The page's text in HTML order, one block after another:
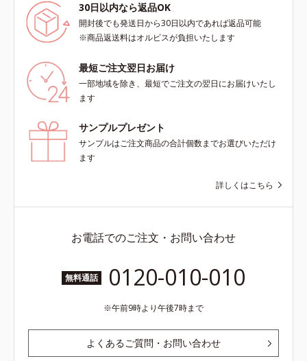
30日以内なら返品OK
開封後でも発送日から30日以内であれば返品可能
※商品返送料はオルビスが負担いたします
最短ご注文翌日お届け
一部地域を除き、最短でご注文の翌日にお届けいたし
ます
サンプルプレゼント
サンプルはご注文商品の合計個数までお選びいただけ
ます
詳しくはこちら
お電話でのご注文・お問い合わせ
無料通話 0120-010-010
午前9時より午後7時まで
よくあるご質問・お問い合わせ